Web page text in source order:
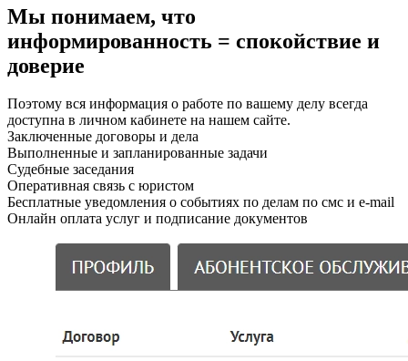
Мы понимаем, что
информированность = спокойствие и
доверие
Поэтому вся информация о работе по вашему делу всегда
доступна в личном кабинете на нашем сайте.
Заключенные договоры и дела
Выполненные и запланированные задачи
Судебные заседания
Оперативная связь с юристом
Бесплатные уведомления о событиях по делам по смс и e-mail
Онлайн оплата услуг и подписание документов